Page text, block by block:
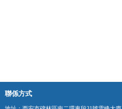
聯係方式